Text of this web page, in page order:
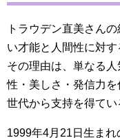
トラウデン直美さん
い才能と人間性に対す
その理由は、単なる
性・美しさ・発信力
世代から支持を得てい
1999年4月21日生まれ